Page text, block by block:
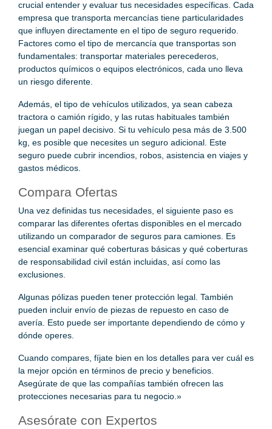
crucial entender y evaluar tus necesidades específicas. Cada
empresa que transporta mercancías tiene particularidades
que influyen directamente en el tipo de seguro requerido.
Factores como el tipo de mercancía que transportas son
fundamentales: transportar materiales perecederos,
productos químicos o equipos electrónicos, cada uno lleva
un riesgo diferente.
Además, el tipo de vehículos utilizados, ya sean cabeza
tractora o camión rígido, y las rutas habituales también
juegan un papel decisivo. Si tu vehículo pesa más de 3.500
kg, es posible que necesites un seguro adicional. Este
seguro puede cubrir incendios, robos, asistencia en viajes y
gastos médicos.
Compara Ofertas
Una vez definidas tus necesidades, el siguiente paso es
comparar las diferentes ofertas disponibles en el mercado
utilizando un comparador de seguros para camiones. Es
esencial examinar qué coberturas básicas y qué coberturas
de responsabilidad civil están incluidas, así como las
exclusiones.
Algunas pólizas pueden tener protección legal. También
pueden incluir envío de piezas de repuesto en caso de
avería. Esto puede ser importante dependiendo de cómo y
dónde operes.
Cuando compares, fíjate bien en los detalles para ver cuál es
la mejor opción en términos de precio y beneficios.
Asegúrate de que las compañías también ofrecen las
protecciones necesarias para tu negocio.»
Asesórate con Expertos